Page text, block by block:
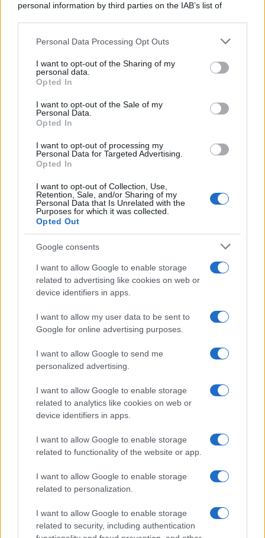
personal information by third parties on the IAB’s list of
This information may also be disclosed by us to third parties
disclose it to other third parties.
Please note that this website/app uses one or more Google
services and may gather and store information including but
not limited to your visit or usage behaviour. You may click to
grant or deny consent to Google and its third-party tags to
consent section.
Personal Data Processing Opt Outs
I want to opt-out of the Sharing of my
personal data.
Opted In
I want to opt-out of the Sale of my
Personal Data.
Opted In
I want to opt-out of processing my
Personal Data for Targeted Advertising.
Opted In
I want to opt-out of Collection, Use,
Retention, Sale, and/or Sharing of my
Personal Data that Is Unrelated with the
Purposes for which it was collected.
Opted Out
Google consents
I want to allow Google to enable storage
related to advertising like cookies on web or
device identifiers in apps.
I want to allow my user data to be sent to
Google for online advertising purposes.
I want to allow Google to send me
personalized advertising.
I want to allow Google to enable storage
related to analytics like cookies on web or
device identifiers in apps.
I want to allow Google to enable storage
related to functionality of the website or app.
I want to allow Google to enable storage
related to personalization.
I want to allow Google to enable storage
related to security, including authentication
FRASI
Frasi celebri
Frasi da condividere
Poesie
Frasi dei film
Frasi film più lette
Incipit dei film
Film più cercati
Frasi sul cinema
SERVIZI
Mappa del sito
Cookie Policy
Frasi suddivise per tema
Indice degli autori
Aforismi .meglio.it è l'archivio web dedicato a frasi,
aforismi e citazioni più grande del web (137.901 frasi in